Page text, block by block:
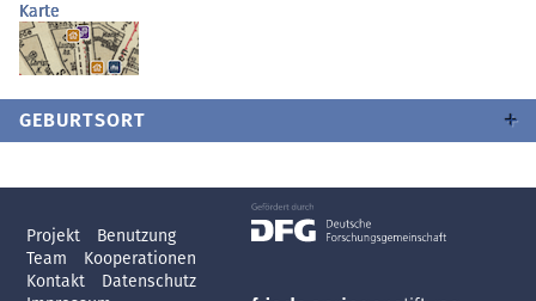
Karte
GEBURTSORT
Projekt
Benutzung
Team
Kooperationen
Kontakt
Datenschutz